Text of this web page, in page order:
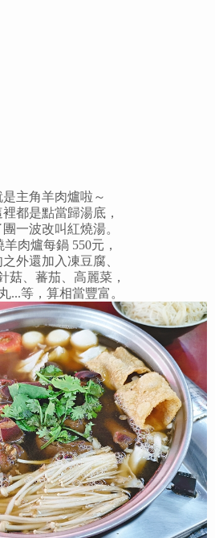
主角羊肉爐啦～
都是點當歸湯底，
一波改叫紅燒湯。
羊肉爐每鍋 550元，
外還加入凍豆腐、
菇、蕃茄、高麗菜，
...等，算相當豐富。